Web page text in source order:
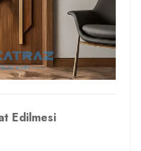
Edilmesi